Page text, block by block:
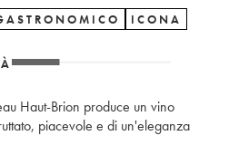
ICONA
Haut-Brion produce un vino
piacevole e di un'eleganza